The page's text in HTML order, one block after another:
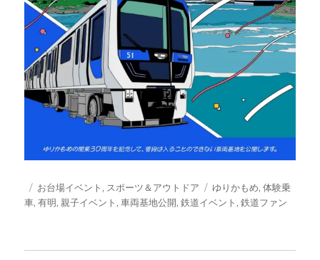
投
稿
カ
テ
お台場イベント, スポーツ＆アウトドア
タ
グ
ゆりかもめ,体験乗
車,有明,親子イベント,車両基地公開,鉄道イベント,鉄道ファン